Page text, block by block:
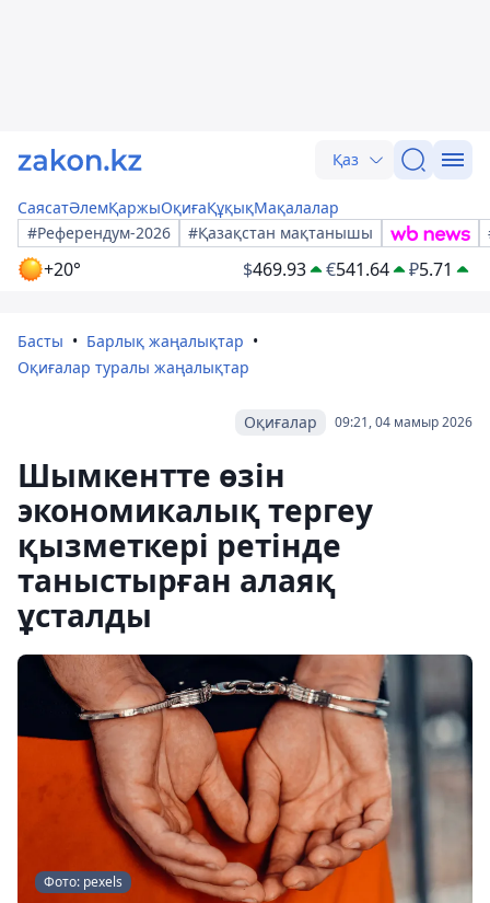
Қаз
СаясатӘлемҚаржыОқиғаҚұқықМақалалар
#Референдум-2026
#Қазақстан мақтанышы
+20° $469.93 €541.64 ₽5.71
Басты
Барлық жаңалықтар
Оқиғалар туралы жаңалықтар
09:21, 04 мамыр 2026
Оқиғалар
Шымкентте өзін
экономикалық тергеу
қызметкері ретінде
таныстырған алаяқ
ұсталды
Фото: pexels